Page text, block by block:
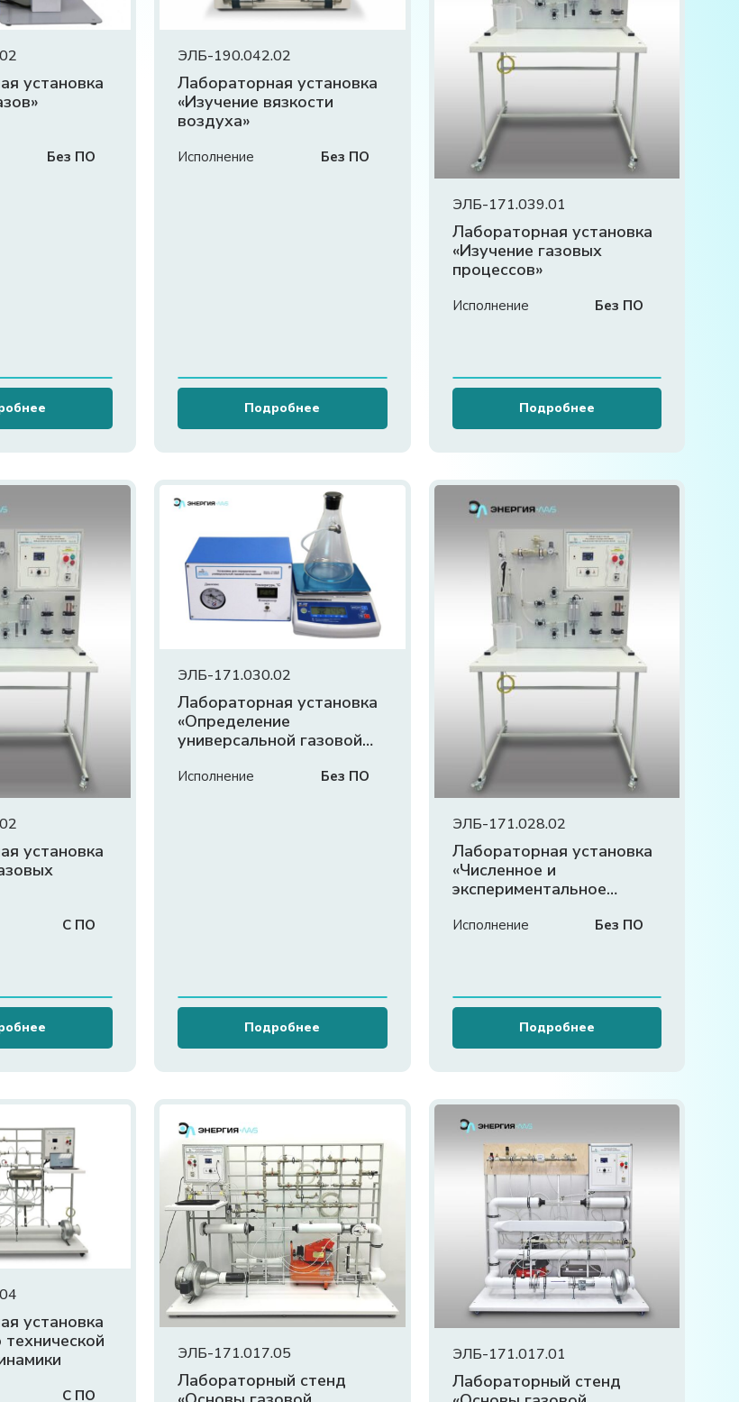
установка
Без ПО
ЭЛБ-190.042.02
Лабораторная установка
«Изучение вязкости
воздуха»
Исполнение Без ПО
Подробнее
ЭЛБ-171.039.01
Лабораторная установка
«Изучение газовых
процессов»
Исполнение Без ПО
Подробнее
установка
С ПО
ЭЛБ-171.030.02
Лабораторная установка
«Определение
универсальной газовой
Исполнение Без ПО
Подробнее
ЭЛБ-171.028.02
Лабораторная установка
«Численное и
экспериментальное
политропных процессов»
Исполнение Без ПО
Подробнее
установка
С ПО
ЭЛБ-171.017.05
Лабораторный стенд
ЭЛБ-171.017.01
Лабораторный стенд